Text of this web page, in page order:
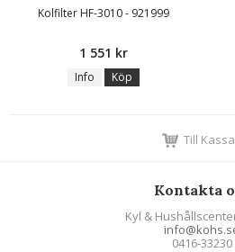
Kolfilter HF-3010 - 921999
1 551 kr
Info Köp
Till
Kontakta
Kyl &
0416-33230